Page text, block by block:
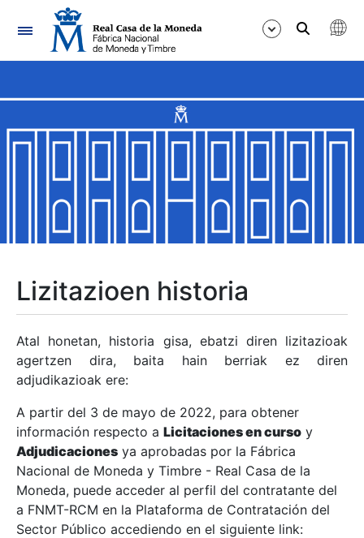
Nabigazioa
Erakutsi/Ezkutatu
Erakutsi/Ezkutatu
Erakutsi/Ezkutatu
Erakutsi/Ezkutatu
Erakutsi/Ezkutatu
Erakutsi/Ezkutatu
Erakutsi/Ezkutatu
Lizitazioen historia
Atal honetan, historia gisa, ebatzi diren lizitazioak
agertzen dira, baita hain berriak ez diren
adjudikazioak ere:
A partir del 3 de mayo de 2022, para obtener
información respecto a Licitaciones en curso y
Adjudicaciones ya aprobadas por la Fábrica
Nacional de Moneda y Timbre - Real Casa de la
Moneda, puede acceder al perfil del contratante del
a FNMT-RCM en la Plataforma de Contratación del
Sector Público accediendo en el siguiente link: